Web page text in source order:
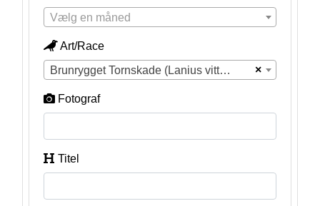
Vælg en måned
Art/Race
×
Brunrygget Tornskade (Lanius vittatus)
Fotograf
Titel